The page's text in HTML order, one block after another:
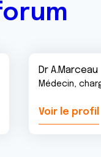
Dr A.Marceau
Médecin,
Voir le profil